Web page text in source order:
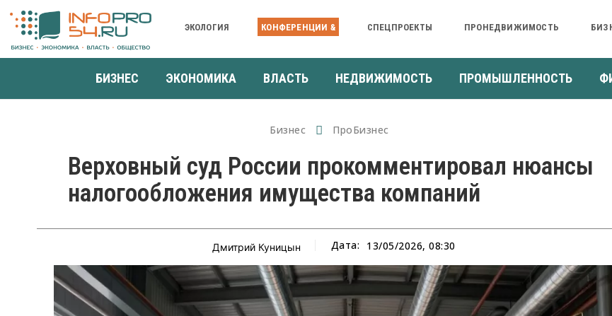
ЭКОЛОГИЯ КОНФЕРЕНЦИИ & СПЕЦПРОЕКТЫ ПРОНЕДВИЖИМОСТЬ
БИЗНЕС ЭКОНОМИКА ВЛАСТЬ НЕДВИЖИМОСТЬ ПРОМЫШЛЕННОСТЬ
Бизнес ПроБизнес
Верховный суд России прокомментировал нюансы
налогообложения имущества компаний
Дмитрий Куницын Дата: 13/05/2026, 08:30